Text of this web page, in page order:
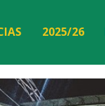
2025/26